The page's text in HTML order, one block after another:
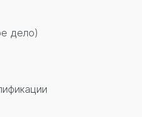
дело)